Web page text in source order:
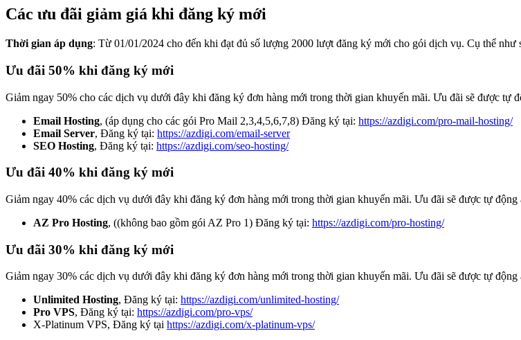
Các ưu đãi giảm giá khi đăng ký mới
Thời gian áp dụng: Từ 01/01/2024 cho đến khi đạt đủ số lượng 2000 lượt đăng ký mới cho gói dịch vụ. Cụ thể như
Ưu đãi 50% khi đăng ký mới
Giảm ngay 50% cho các dịch vụ dưới đây khi đăng ký đơn hàng mới trong thời gian khuyến mãi. Ưu đãi sẽ được tự
Email Hosting, (áp dụng cho các gói Pro Mail 2,3,4,5,6,7,8) Đăng ký tại: https://azdigi.com/pro-mail-hosting/
Email Server, Đăng ký tại: https://azdigi.com/email-server
SEO Hosting, Đăng ký tại: https://azdigi.com/seo-hosting/
Ưu đãi 40% khi đăng ký mới
Giảm ngay 40% các dịch vụ dưới đây khi đăng ký đơn hàng mới trong thời gian khuyến mãi. Ưu đãi sẽ được tự
AZ Pro Hosting, ((không bao gồm gói AZ Pro 1) Đăng ký tại: https://azdigi.com/pro-hosting/
Ưu đãi 30% khi đăng ký mới
Giảm ngay 30% các dịch vụ dưới đây khi đăng ký đơn hàng mới trong thời gian khuyến mãi. Ưu đãi sẽ được tự
Unlimited Hosting, Đăng ký tại: https://azdigi.com/unlimited-hosting/
Pro VPS, Đăng ký tại: https://azdigi.com/pro-vps/
X-Platinum VPS, Đăng ký tại https://azdigi.com/x-platinum-vps/